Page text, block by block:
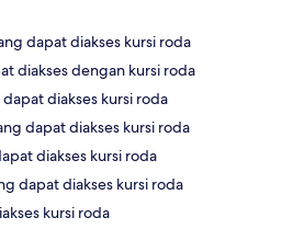
dapat diakses kursi roda
diakses dengan kursi roda
diakses kursi roda
dapat diakses kursi roda
diakses kursi roda
dapat diakses kursi roda
kursi roda